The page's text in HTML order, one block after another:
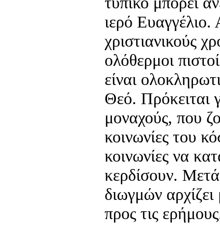
ιερό
χριστιανικούς
ολόθερμοι
είναι
Θεό. Πρόκειται
μοναχούς, που
κοινωνίες του
κοινωνίες να
κερδίσουν.
διωγμών
προς τις